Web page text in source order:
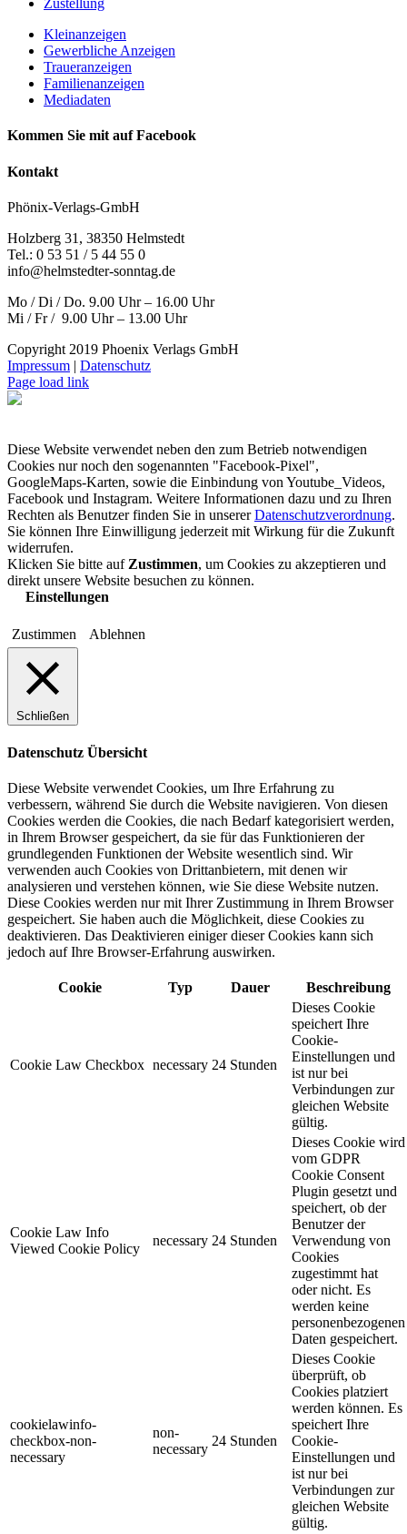
Zustellung
Kleinanzeigen
Gewerbliche Anzeigen
Traueranzeigen
Familienanzeigen
Mediadaten
Kommen Sie mit auf Facebook
Kontakt
Phönix-Verlags-GmbH
Holzberg 31, 38350 Helmstedt
Tel.: 0 53 51 / 5 44 55 0
info@helmstedter-sonntag.de
Mo / Di / Do. 9.00 Uhr – 16.00 Uhr
Mi / Fr / 9.00 Uhr – 13.00 Uhr
Copyright 2019 Phoenix Verlags GmbH
Impressum | Datenschutz
Page load link
Diese Website verwendet neben den zum Betrieb notwendigen
Cookies nur noch den sogenannten "Facebook-Pixel",
GoogleMaps-Karten, sowie die Einbindung von Youtube_Videos,
Facebook und Instagram. Weitere Informationen dazu und zu Ihren
Rechten als Benutzer finden Sie in unsererDatenschutzverordnung.
Sie können Ihre Einwilligung jederzeit mit Wirkung für die Zukunft
widerrufen.
Klicken Sie bitte auf Zustimmen, um Cookies zu akzeptieren und
direkt unsere Website besuchen zu können.
Einstellungen
Zustimmen Ablehnen
Schließen
Datenschutz Übersicht
Diese Website verwendet Cookies, um Ihre Erfahrung zu
verbessern, während Sie durch die Website navigieren. Von diesen
Cookies werden die Cookies, die nach Bedarf kategorisiert werden,
in Ihrem Browser gespeichert, da sie für das Funktionieren der
grundlegenden Funktionen der Website wesentlich sind. Wir
verwenden auch Cookies von Drittanbietern, mit denen wir
analysieren und verstehen können, wie Sie diese Website nutzen.
Diese Cookies werden nur mit Ihrer Zustimmung in Ihrem Browser
gespeichert. Sie haben auch die Möglichkeit, diese Cookies zu
deaktivieren. Das Deaktivieren einiger dieser Cookies kann sich
jedoch auf Ihre Browser-Erfahrung auswirken.
Cookie Typ Dauer Beschreibung
Cookie Law Checkbox necessary 24 Stunden
Dieses Cookie
speichert Ihre
Cookie-
Einstellungen und
ist nur bei
Verbindungen zur
gleichen Website
gültig.
Cookie Law Info
Viewed Cookie Policy
necessary 24 Stunden
Dieses Cookie wird
vom GDPR
Cookie Consent
Plugin gesetzt und
speichert, ob der
Benutzer der
Verwendung von
Cookies
zugestimmt hat
oder nicht. Es
werden keine
personenbezogenen
Daten gespeichert.
cookielawinfo-
checkbox-non-
necessary
non-
necessary
24 Stunden
Dieses Cookie
überprüft, ob
Cookies platziert
werden können. Es
speichert Ihre
Cookie-
Einstellungen und
ist nur bei
Verbindungen zur
gleichen Website
gültig.